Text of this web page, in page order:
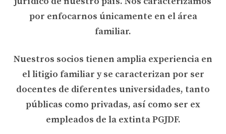
por enfocarnos únicamente en el área
familiar.
Nuestros socios tienen amplia experiencia en
el litigio familiar y se caracterizan por ser
docentes de diferentes universidades, tanto
públicas como privadas, así como ser ex
empleados de la extinta PGJDF.